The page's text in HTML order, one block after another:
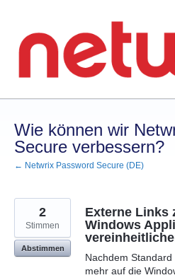
springen
Wie können wir
Secure verbessern?
← Netwrix Password Secure (DE)
Externe Links
Windows
Nachdem
mehr auf die
2
Stimmen
Abstimmen